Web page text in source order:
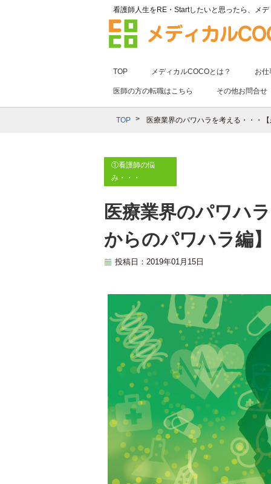
看護師人生をRE・Startしたいと思ったら、 メ
TOP メディカルCOCOとは？ お
医師の方の転職はこちら その他お問合せ
TOP 医療業界のパワハラを考える・・・
①看護師の悩
み・・・
医療業界のパワハ
からのパワハラ編】
投稿日：2019年01月15日